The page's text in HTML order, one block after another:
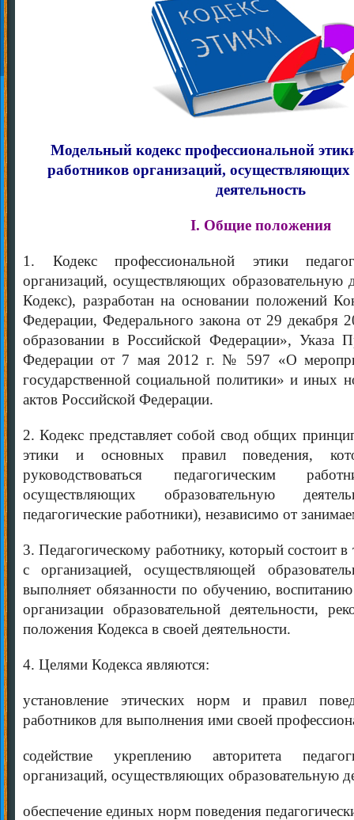
Модельный кодекс профессиональной
работников организаций, осуществляющих
деятельность
I. Общие положения
1. Кодекс профессиональной этики
организаций, осуществляющих образовательную
Кодекс), разработан на основании положений
Федерации, Федерального закона от 29
образовании в Российской Федерации», Указа
Федерации от 7 мая 2012 г. № 597 «О
государственной социальной политики» и иных
актов Российской Федерации.
2. Кодекс представляет собой свод общих
этики и основных правил поведения,
руководствоваться педагогическим
осуществляющих образовательную
педагогические работники), независимо от
3. Педагогическому работнику, который состоит
с организацией, осуществляющей
выполняет обязанности по обучению,
организации образовательной деятельности,
положения Кодекса в своей деятельности.
4. Целями Кодекса являются:
установление этических норм и правил
работников для выполнения ими своей
содействие укреплению авторитета
организаций, осуществляющих образовательную
обеспечение единых норм поведения